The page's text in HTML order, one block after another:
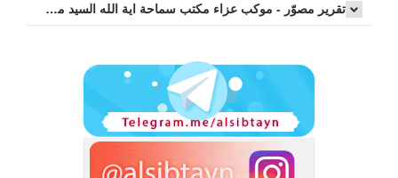
تقرير مصوّر - موكب عزاء مکتب سماحة اية الله السيد مرتضى الموسوي الاصفهاني في يوم إستشهاد السيدة فاطم...